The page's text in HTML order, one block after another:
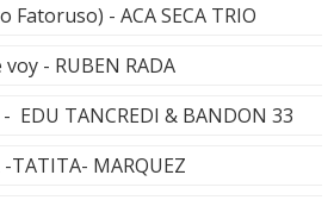
Fatoruso) - ACA SECA TRIO
- RUBEN RADA
EDU TANCREDI & BANDON 33
TATITA- MARQUEZ